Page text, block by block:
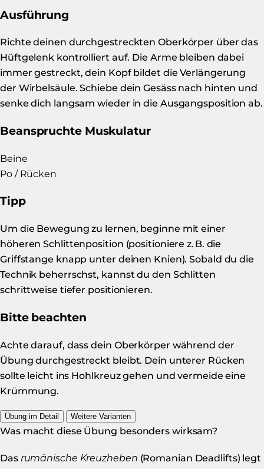
Ausführung
Richte deinen durchgestreckten Oberkörper über das
Hüftgelenk kontrolliert auf. Die Arme bleiben dabei
immer gestreckt, dein Kopf bildet die Verlängerung
der Wirbelsäule. Schiebe dein Gesäss nach hinten und
senke dich langsam wieder in die Ausgangsposition ab.
Beanspruchte Muskulatur
Beine
Po / Rücken
Tipp
Um die Bewegung zu lernen, beginne mit einer
höheren Schlittenposition (positioniere z. B. die
Griffstange knapp unter deinen Knien). Sobald du die
Technik beherrschst, kannst du den Schlitten
schrittweise tiefer positionieren.
Bitte beachten
Achte darauf, dass dein Oberkörper während der
Übung durchgestreckt bleibt. Dein unterer Rücken
sollte leicht ins Hohlkreuz gehen und vermeide eine
Krümmung.
Übung im Detail Weitere Varianten
Was macht diese Übung besonders wirksam?
Das rumänische Kreuzheben (Romanian Deadlifts) legt